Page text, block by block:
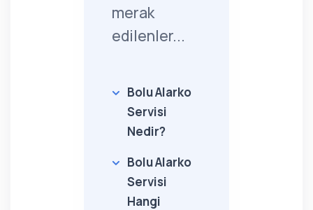
merak
edilenler...
Bolu Alarko
Servisi
Nedir?
Bolu Alarko
Servisi
Hangi